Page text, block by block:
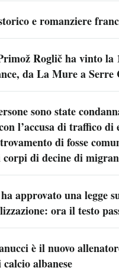
e romanziere
Roglič ha vinto la
da La Mure a Serre
sono state
l’accusa di traffico di
di fosse
corpi di decine di
approvato una legge
ora il testo
è il nuovo
albanese